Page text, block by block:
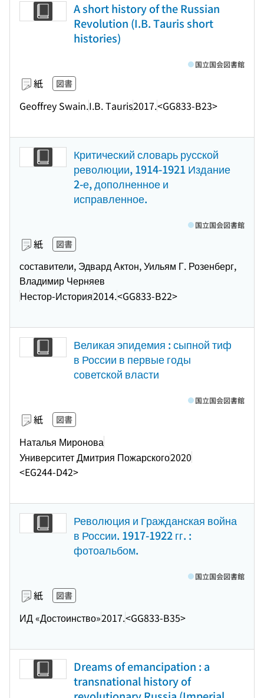
A short history of the Russian
Revolution (I.B. Tauris short
histories)
紙 図書
Geoffrey Swain.I.B. Tauris2017.<GG833-B23>
国立国会図書館
Критический словарь русской
революции, 1914-1921 Издание
2-е, дополненное и
исправленное.
紙 図書
составители, Эдвард Актон, Уильям Г. Розенберг,
Владимир Черняев
Нестор-История2014.<GG833-B22>
国立国会図書館
Великая эпидемия : сыпной тиф
в России в первые годы
советской власти
紙 図書
Наталья Миронова
Университет Дмитрия Пожарского2020
<EG244-D42>
国立国会図書館
Революция и Гражданская война
в России. 1917-1922 гг. :
фотоальбом.
紙 図書
ИД «Достоинство»2017.<GG833-B35>
国立国会図書館
Dreams of emancipation : a
transnational history of